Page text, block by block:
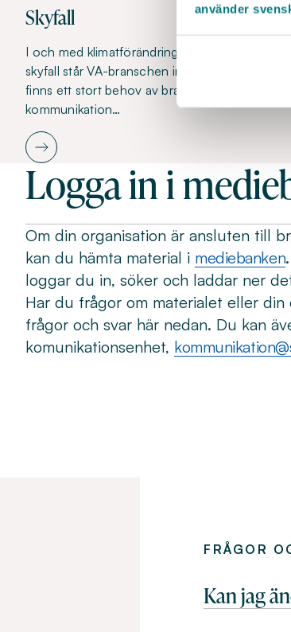
använder
Skyfall
I och med klimatförändringar med kraftiga regn
skyfall står VA-branschen inför nya utmaningar.
finns ett stort behov av branschgemensam
kommunikation…
Logga in i
Om din organisation är ansluten till
kan du hämta material i mediebanken
loggar du in, söker och laddar ner
Har du frågor om materialet eller din
frågor och svar här nedan. Du kan
komunikationsenhet,
FRÅGOR
Kan jag